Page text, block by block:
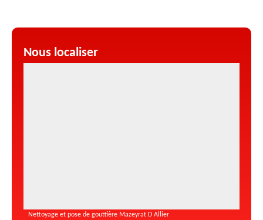
Nous localiser
Nettoyage et pose de gouttière Mazeyrat D Allier